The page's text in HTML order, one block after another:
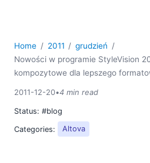
Home 2011
grudzień
Nowości w programie StyleVision
kompozytowe dla lepszego
2011-12-20•4 min read
Status: #blog
Categories:
Altova